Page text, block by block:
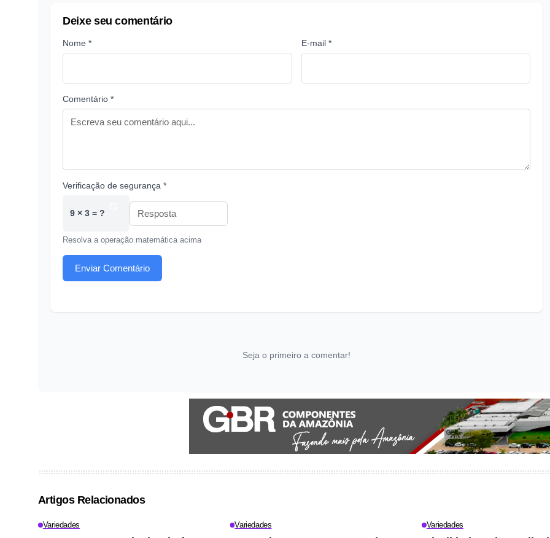
Deixe seu comentário
Nome * E-mail *
Comentário *
Verificação de segurança *
9 × 3 = ?
Resolva a operação matemática acima
Enviar Comentário
Seja o primeiro a comentar!
Artigos Relacionados
Variedades Variedades Variedades